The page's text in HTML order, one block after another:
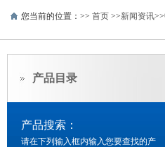
您当前的位置：>> 首页 >>新闻资讯
产品目录
产品搜索：
请在下列输入框内输入您要查找的产